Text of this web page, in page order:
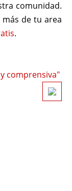
comunidad.
de tu area
.
comprensiva"